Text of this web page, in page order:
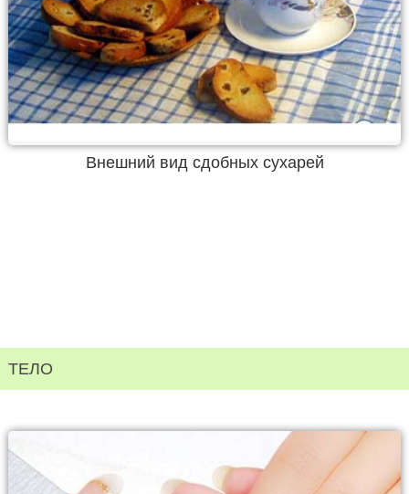
Внешний вид сдобных сухарей
ТЕЛО